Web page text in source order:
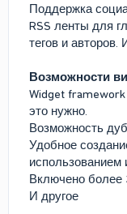
Поддержка
RSS ленты для
тегов и авторов.
Возможности
Widget
это нужно.
Возможность
Удобное
использованием
Включено более
И другое